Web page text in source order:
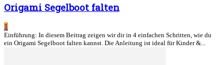
Origami Segelboot falten
1
Einführung: In diesem Beitrag zeigen wir dir in 4 einfachen Schritten, wie du
ein Origami Segelboot falten kannst. Die Anleitung ist ideal für Kinder &...